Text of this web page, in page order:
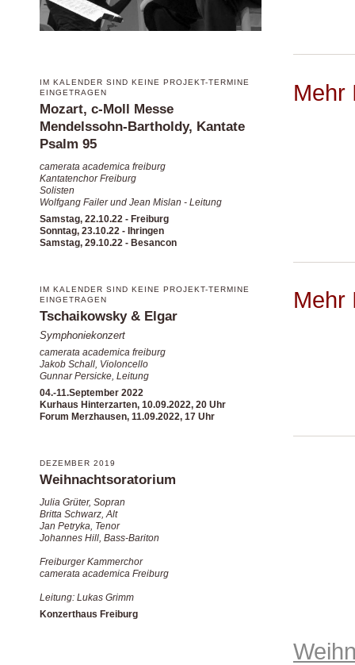
IM KALENDER SIND KEINE PROJEKT-TERMINE
EINGETRAGEN
Mozart, c-Moll Messe
Mendelssohn-Bartholdy, Kantate
Psalm 95
camerata academica freiburg
Kantatenchor Freiburg
Solisten
Wolfgang Failer und Jean Mislan - Leitung
Samstag, 22.10.22 - Freiburg
Sonntag, 23.10.22 - Ihringen
Samstag, 29.10.22 - Besancon
Mehr
IM KALENDER SIND KEINE PROJEKT-TERMINE
EINGETRAGEN
Tschaikowsky & Elgar
Symphoniekonzert
camerata academica freiburg
Jakob Schall, Violoncello
Gunnar Persicke, Leitung
04.-11.September 2022
Kurhaus Hinterzarten, 10.09.2022, 20 Uhr
Forum Merzhausen, 11.09.2022, 17 Uhr
Mehr
DEZEMBER 2019
Weihnachtsoratorium
Julia Grüter, Sopran
Britta Schwarz, Alt
Jan Petryka, Tenor
Johannes Hill, Bass-Bariton
Freiburger Kammerchor
camerata academica Freiburg
Leitung: Lukas Grimm
Konzerthaus Freiburg